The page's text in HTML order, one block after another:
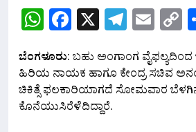
WhatsApp
Facebook
X
ಬೆಂಗಳೂರು: ಬಹು ಅಂಗಾಂಗ
ಹಿರಿಯ ನಾಯಕ ಹಾಗೂ ಕೇಂದ್ರ ಸಚಿವ
ಚಿಕಿತ್ಸೆ ಫಲಕಾರಿಯಾಗದೆ ಸೋಮವಾರ
ಕೊನೆಯುಸಿರೆಳೆದಿದ್ದಾರೆ.